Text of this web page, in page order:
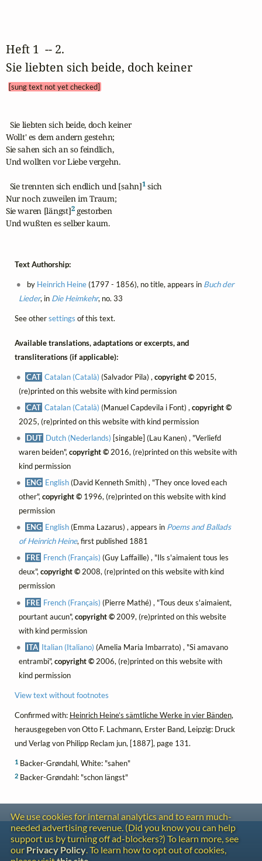
Heft 1  -- 2.
Sie liebten sich beide, doch keiner
[sung text not yet checked]
  Sie liebten sich beide, doch keiner
Wollt' es dem andern gestehn;
Sie sahen sich an so feindlich,
Und wollten vor Liebe vergehn.
  Sie trennten sich endlich und [sahn]
1 sich
Nur noch zuweilen im Traum;
Sie waren [längst]2 gestorben
Und wußten es selber kaum.
Text Authorship:
by Heinrich Heine(1797 - 1856), no title, appears in Buch der
Lieder, in Die Heimkehr, no. 33
See othersettings of this text.
Available translations, adaptations or excerpts, and
transliterations (if applicable):
CAT Catalan (Català) (Salvador Pila) ,copyright ©2015,
(re)printed on this website with kind permission
CAT Catalan (Català) (Manuel Capdevila i Font) ,copyright ©
2025, (re)printed on this website with kind permission
DUT Dutch (Nederlands) [singable] (Lau Kanen) , "Verliefd
waren beiden",copyright ©2016, (re)printed on this website with
kind permission
ENG English(David Kenneth Smith) , "They once loved each
other",copyright ©1996, (re)printed on this website with kind
permission
ENG English(Emma Lazarus) , appears in Poems and Ballads
of Heinrich Heine, first published 1881
FRE French (Français) (Guy Laffaille) , "Ils s'aimaient tous les
deux",copyright ©2008, (re)printed on this website with kind
permission
FRE French (Français) (Pierre Mathé) , "Tous deux s'aimaient,
pourtant aucun", copyright ©2009, (re)printed on this website
with kind permission
ITA Italian (Italiano) (Amelia Maria Imbarrato) , "Si amavano
entrambi", copyright ©2006, (re)printed on this website with
kind permission
View text without footnotes
Confirmed with: Heinrich Heine’s sämtliche Werke in vier Bänden,
herausgegeben von Otto F. Lachmann, Erster Band, Leipzig: Druck
und Verlag von Philipp Reclam jun, [1887], page 131.
1Backer-Grøndahl, White: "sahen"
2Backer-Grøndahl: "schon längst"
We use cookies for internal analytics and to earn much-
needed advertising revenue. (Did you know you can help
support us by turning off ad-blockers?) To learn more, see
our Privacy Policy. To learn how to opt out of cookies,
Contact
Copyright
Privacy